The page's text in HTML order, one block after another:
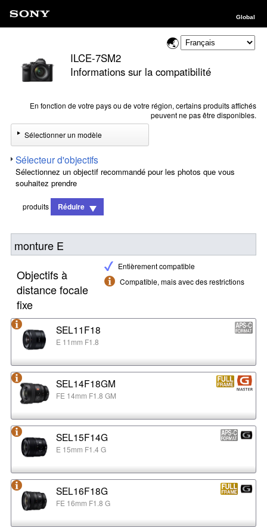
Global
ILCE-7SM2
Informations sur la compatibilité
En fonction de votre pays ou de votre région, certains produits affichés
peuvent ne pas être disponibles.
Sélectionner un modèle
Sélecteur d'objectifs
Sélectionnez un objectif recommandé pour les photos que vous
souhaitez prendre
produits Réduire
monture E
Entièrement compatible
Compatible, mais avec des restrictions
Objectifs à
distance focale
fixe
SEL11F18
E 11mm F1.8
SEL14F18GM
FE 14mm F1.8 GM
SEL15F14G
E 15mm F1.4 G
SEL16F18G
FE 16mm F1.8 G